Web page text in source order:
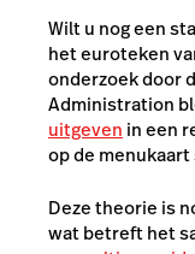
Wilt u nog een
het euroteken
onderzoek door
Administration
uitgeven in een
op de menukaart
Deze theorie is
wat betreft het